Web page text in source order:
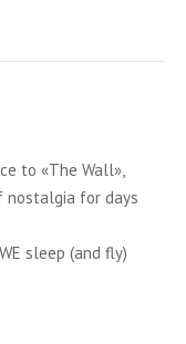
to «The Wall»,
nostalgia for days
sleep (and fly)